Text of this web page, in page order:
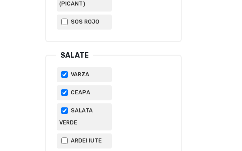
(PICANT)
SOS ROJO
SALATE
VARZA
CEAPA
SALATA
VERDE
ARDEI IUTE